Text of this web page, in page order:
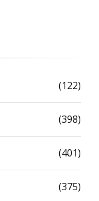
(122)
(398)
(401)
(375)